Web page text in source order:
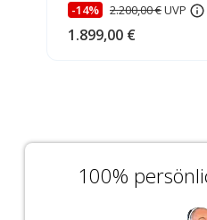
-14% 2.200,00 €UVP
1.899,00 €
100%